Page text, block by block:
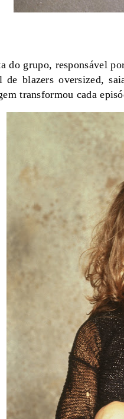
do grupo, responsável
de blazers oversized,
transformou cada